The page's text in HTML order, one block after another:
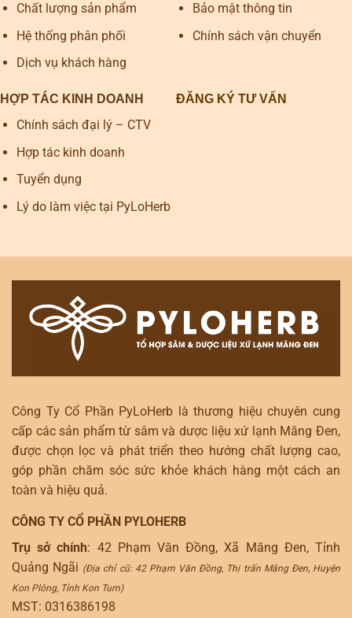
Chất lượng sản phẩm
Hệ thống phân phối
Dịch vụ khách hàng
Bảo mật thông tin
Chính sách vận chuyển
HỢP TÁC KINH DOANH
Chính sách đại lý – CTV
Hợp tác kinh doanh
Tuyển dụng
Lý do làm việc tại PyLoHerb
ĐĂNG KÝ TƯ VẤN
Công Ty Cổ Phần PyLoHerb là thương hiệu chuyên cung
cấp các sản phẩm từ sâm và dược liệu xứ lạnh Măng Đen,
được chọn lọc và phát triển theo hướng chất lượng cao,
góp phần chăm sóc sức khỏe khách hàng một cách an
toàn và hiệu quả.
CÔNG TY CỔ PHẦN PYLOHERB
Trụ sở chính: 42 Phạm Văn Đồng, Xã Măng Đen, Tỉnh
Quảng Ngãi (Địa chỉ cũ: 42 Phạm Văn Đồng, Thị trấn Măng Đen, Huyện
Kon Plông, Tỉnh Kon Tum)
MST: 0316386198